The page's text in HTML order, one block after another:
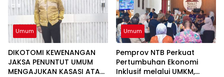
Umum
DIKOTOMI KEWENANGAN
JAKSA PENUNTUT UMUM
MENGAJUKAN KASASI ATAS
Umum
Pemprov NTB Perkuat
Pertumbuhan Ekonomi
Inklusif melalui UMKM,